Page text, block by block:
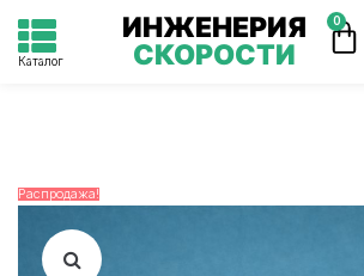
Каталог
ИНЖЕНЕРИЯ
СКОРОСТИ
0
Распродажа!